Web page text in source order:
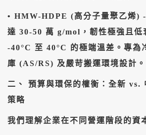
• ​HMW-HDPE (高分子量聚乙烯)
達 30-50 萬 g/mol，韌性極強且低
-40°C 至 40°C 的極端溫差。專為
庫 (AS/RS) 及嚴苛搬運環境設計。
二、 預算與環保的權衡：全新 vs.
策略
我們理解企業在不同營運階段的資